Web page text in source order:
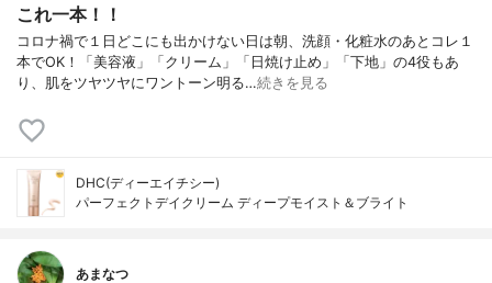
これ一本！！
コロナ禍で１日どこにも出かけない日は朝、洗顔・化粧水のあとコレ１
本でOK！「美容液」「クリーム」「日焼け止め」「下地」の4役もあ
り、肌をツヤツヤにワントーン明る…続きを見る
DHC(ディーエイチシー)
パーフェクトデイクリーム ディープモイスト＆ブライト
あまなつ